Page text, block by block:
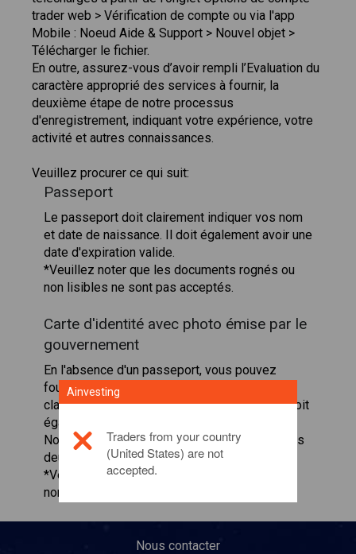
trader web > Vérification de compte ou via l'app
Mobile : Noeud Aide & Support > Nouvel objet >
Télécharger le fichier.
En outre, assurez-vous d’avoir rempli l’Evaluation du
caractère approprié des services à fournir, la
deuxième étape de notre processus
d'enregistrement, indiquant votre expérience, votre
activité et autres connaissances.
Veuillez procurer ce qui suit:
Passeport
Le passeport doit clairement indiquer vos nom
et date de naissance. Il doit également avoir une
date d'expiration valide.
*Veuillez noter que les documents rognés ou
non lisibles ne sont pas acceptés.
Carte d'identité avec photo émise par le
gouvernement
En l'absence d'un passeport, vous pouvez
fournir une carte d'identité qui indique
clairement vos nom et date de naissance. Il doit
également avoir une date d'expiration valide.
Nous vous prions de bien vouloir présenter les
deux côtés du document.
*Veuillez noter que les documents rognés ou
non lisibles ne sont pas acceptés.
Nous contacter
Ainvesting
Traders from your country
(United States) are not
accepted.